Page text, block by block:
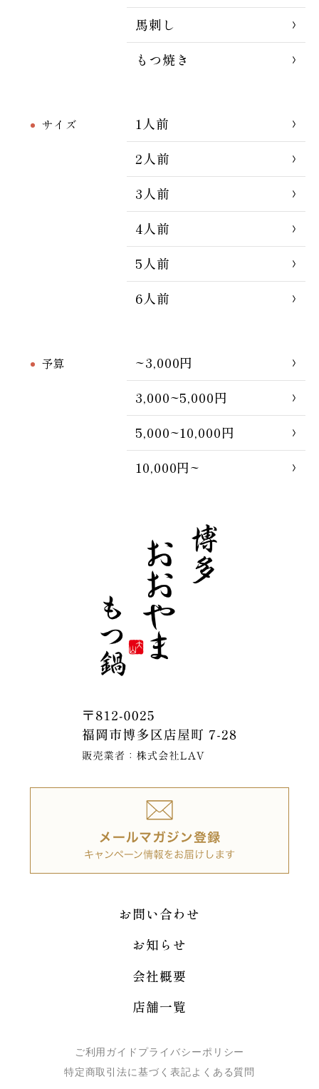
馬刺し
もつ焼き
サイズ
1人前
2人前
3人前
4人前
5人前
6人前
予算
~3,000円
3,000~5,000円
5,000~10,000円
10,000円~
お問い合わせ
お知らせ
会社概要
店舗一覧
ご利用ガイド プライバシーポリシー
特定商取引法に基づく表記よくある質問